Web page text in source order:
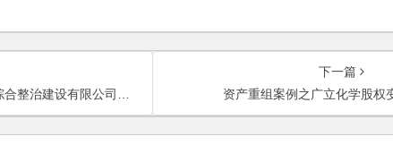
建设有限公司设立服务
下一篇
资产重组案例之广立化学股权